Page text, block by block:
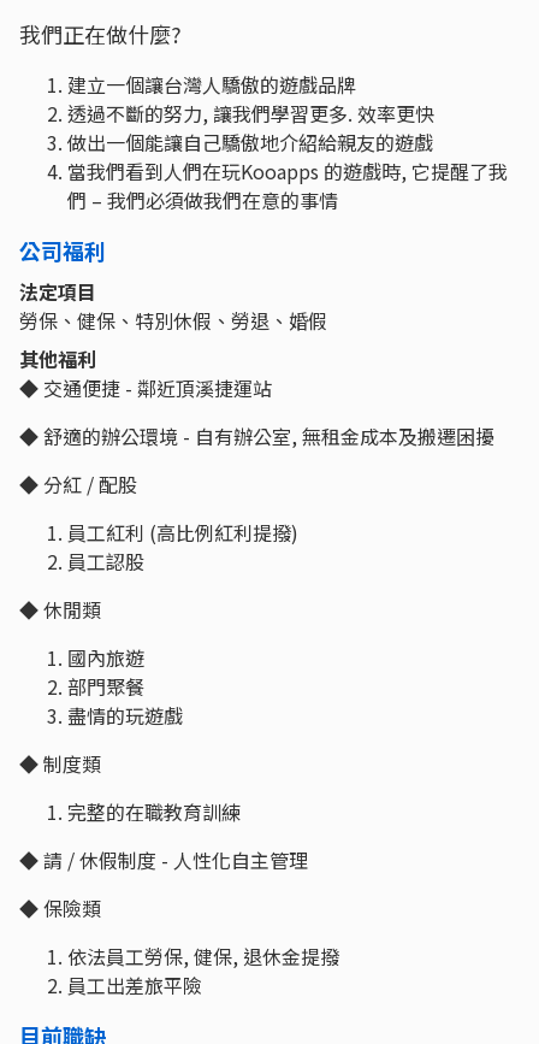
我們正在做什麼?
建立一個讓台灣人驕傲的遊戲品牌
透過不斷的努力, 讓我們學習更多. 效率更快
做出一個能讓自己驕傲地介紹給親友的遊戲
當我們看到人們在玩Kooapps 的遊戲時, 它提醒了我
們 – 我們必須做我們在意的事情
公司福利
法定項目
勞保、健保、特別休假、勞退、婚假
其他福利
◆ 交通便捷 - 鄰近頂溪捷運站
◆ 舒適的辦公環境 - 自有辦公室, 無租金成本及搬遷困擾
◆ 分紅 / 配股
員工紅利 (高比例紅利提撥)
員工認股
◆ 休閒類
國內旅遊
部門聚餐
盡情的玩遊戲
◆ 制度類
完整的在職教育訓練
◆ 請 / 休假制度 - 人性化自主管理
◆ 保險類
依法員工勞保, 健保, 退休金提撥
員工出差旅平險
目前職缺